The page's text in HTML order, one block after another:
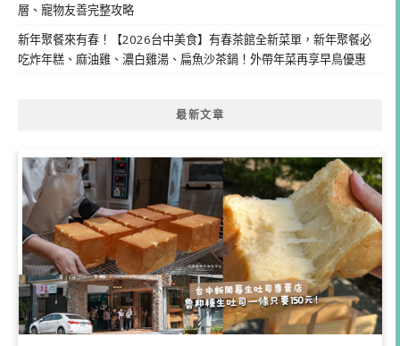
層、寵物友善完整攻略
新年聚餐來有春！【2026台中美食】有春茶館全新菜單，新年聚餐必
吃炸年糕、麻油雞、濃白雞湯、扁魚沙茶鍋！外帶年菜再享早鳥優惠
最新文章